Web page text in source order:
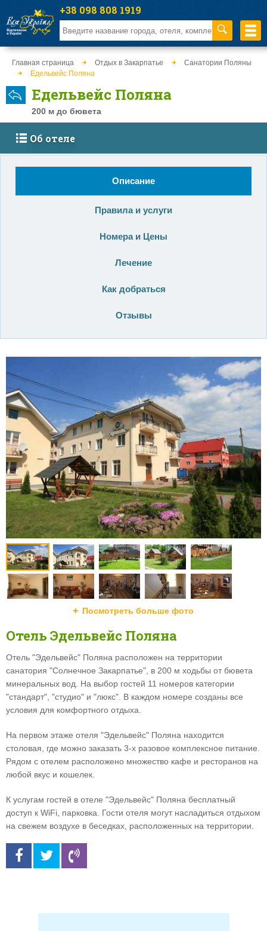
Главная страница Отдых в Закарпатье
Санатории Поляны
Едельвейс Поляна
Едельвейс Поляна
200 м до бювета
Об отеле
Описание
Правила и услуги
Номера и Цены
Лечение
Как добраться
Отзывы
Посмотреть больше фото
Отель Эдельвейс Поляна
Отель "Эдельвейс" Поляна расположен на территории
санатория "Солнечное Закарпатье", в 200 м ходьбы от бювета
минеральных вод. На выбор гостей 11 номеров категории
"стандарт", "студио" и "люкс". В каждом номере созданы все
условия для комфортного отдыха.
На первом этаже отеля "Эдельвейс" Поляна находится
столовая, где можно заказать 3-х разовое комплексное питание.
Рядом с отелем расположено множество кафе и ресторанов на
любой вкус и кошелек.
К услугам гостей в отеле "Эдельвейс" Поляна бесплатный
доступ к WiFi, парковка. Гости отеля могут насладиться отдыхом
на свежем воздухе в беседках, расположенных на территории.
+38 098 808 1919